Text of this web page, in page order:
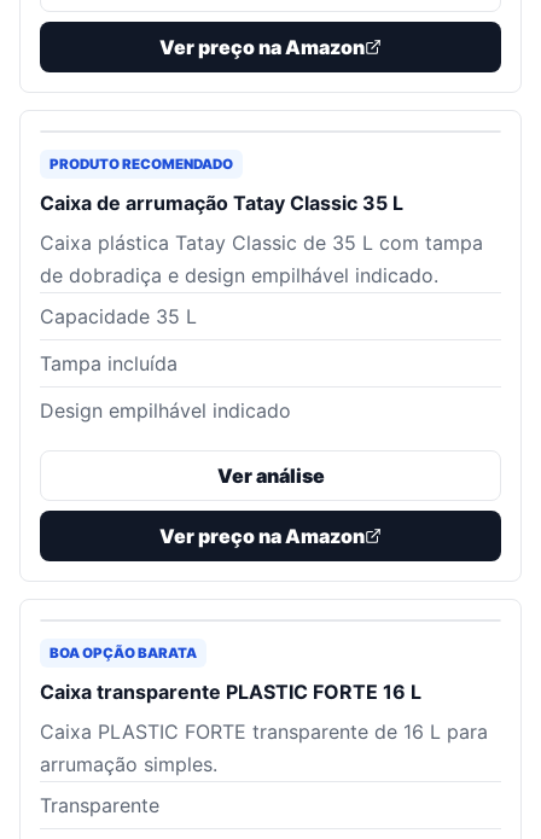
Ver preço na Amazon
PRODUTO RECOMENDADO
Caixa de arrumação Tatay Classic 35 L
Caixa plástica Tatay Classic de 35 L com tampa
de dobradiça e design empilhável indicado.
Capacidade 35 L
Tampa incluída
Design empilhável indicado
Ver análise
Ver preço na Amazon
BOA OPÇÃO BARATA
Caixa transparente PLASTIC FORTE 16 L
Caixa PLASTIC FORTE transparente de 16 L para
arrumação simples.
Transparente